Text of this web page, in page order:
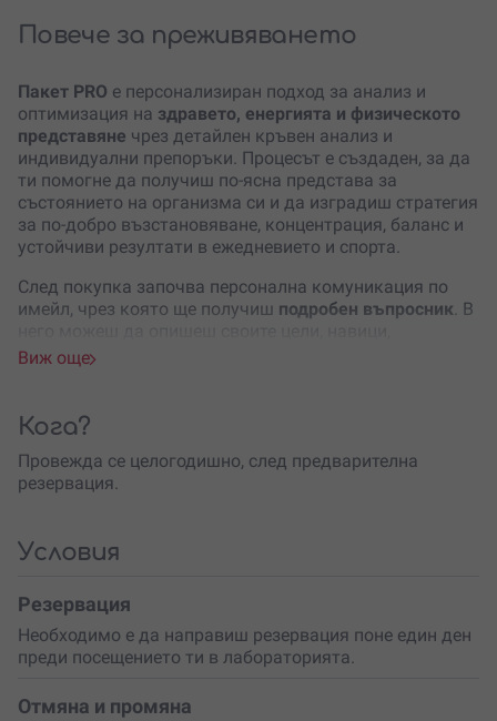
Повече за преживяването
Пакет PRO е персонализиран подход за анализ и
оптимизация на здравето, енергията и физическото
представяне чрез детайлен кръвен анализ и
индивидуални препоръки. Процесът е създаден, за да
ти помогне да получиш по-ясна представа за
състоянието на организма си и да изградиш стратегия
за по-добро възстановяване, концентрация, баланс и
устойчиви резултати в ежедневието и спорта.
След покупка започва персонална комуникация по
имейл, чрез която ще получиш подробен въпросник. В
здравословно състояние и предпочитана
вземане на кръвна проба.
Пакетът включваразширен анализ на 90 биомаркера
които дават детайлна информация за различни
баланс, хранителни дефицити и общо физическо
калкулации, за да бъде изготвен подробен и лесен за
разбиране доклад с жизнен индекс и персонални
препоръки.
хранителни препоръки
Виж още
Кога?
Провежда се целогодишно, след предварителна
резервация.
Условия
Резервация
Необходимо е да направиш резервация поне един ден
преди посещението ти в лабораторията.
Отмяна и промяна